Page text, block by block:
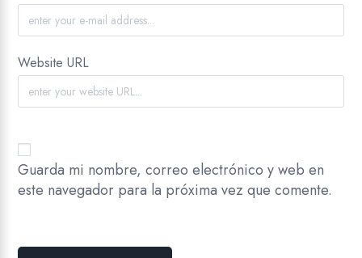
Website URL
Guarda mi nombre, correo electrónico y web en
este navegador para la próxima vez que comente.